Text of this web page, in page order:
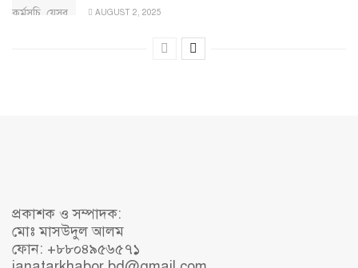
AUGUST 2, 2025
প্রকাশক ও সম্পাদক:
মোঃ মাসউদুল আলম
ফোন: +৮৮০৪৯৫৬৫৭১